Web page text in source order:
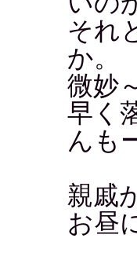
それ
か。
微妙
早く
んも
親戚
お昼